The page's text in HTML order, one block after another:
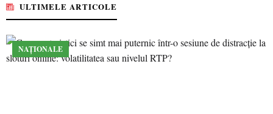
ULTIMELE ARTICOLE
NAȚIONALE